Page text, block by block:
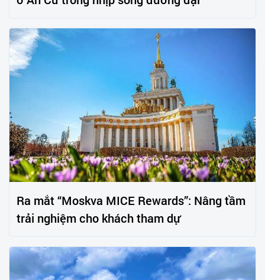
Ra mắt “Moskva MICE Rewards”: Nâng tầm
trải nghiệm cho khách tham dự